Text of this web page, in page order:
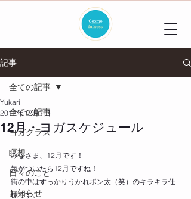
記事
全ての記事
ヨガクラス
瞑想
日々のこと
お知らせ
全ての記事
12月・ヨガスケジュール
Yukari
2017年12月7日
みなさま、12月です！
気がついたら12月ですね！
街の中はすっかりうかれポン太（笑）のキラキラ仕
様です。